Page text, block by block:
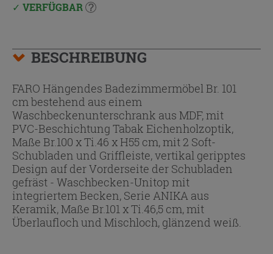
VERFÜGBAR
BESCHREIBUNG
FARO Hängendes Badezimmermöbel Br. 101
cm bestehend aus einem
Waschbeckenunterschrank aus MDF, mit
PVC-Beschichtung Tabak Eichenholzoptik,
Maße Br.100 x Ti.46 x H55 cm, mit 2 Soft-
Schubladen und Griffleiste, vertikal geripptes
Design auf der Vorderseite der Schubladen
gefräst - Waschbecken-Unitop mit
integriertem Becken, Serie ANIKA aus
Keramik, Maße Br.101 x Ti.46,5 cm, mit
Überlaufloch und Mischloch, glänzend weiß.